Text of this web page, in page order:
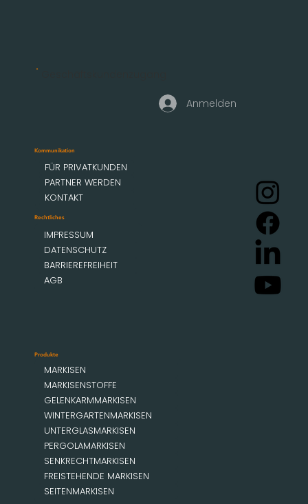
Produkte
MARKISEN
MARKISENSTOFFE
GELENKARMMARKISEN
WINTERGARTENMARKISEN
UNTERGLASMARKISEN
PERGOLAMARKISEN
SENKRECHTMARKISEN
FREISTEHENDE MARKISEN
SEITENMARKISEN
Kommunikation
FÜR PRIVATKUNDEN
PARTNER WERDEN
KONTAKT
Rechtliches
IMPRESSUM
DATENSCHUTZ
BARRIEREFREIHEIT
AGB
Anmelden